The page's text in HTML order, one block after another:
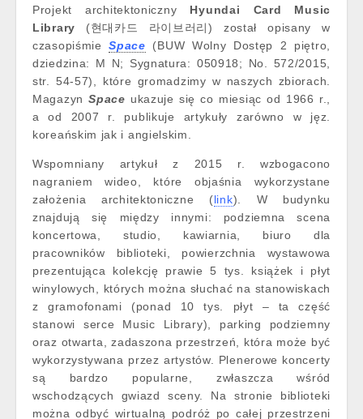
Projekt architektoniczny Hyundai Card Music
Library (현대카드 라이브러리) został opisany w
czasopiśmieSpace (BUW Wolny Dostęp 2 piętro,
dziedzina: M N; Sygnatura: 050918; No. 572/2015,
str. 54-57), które gromadzimy w naszych zbiorach.
MagazynSpace ukazuje się co miesiąc od 1966 r.,
a od 2007 r. publikuje artykuły zarówno w jęz.
koreańskim jak i angielskim.
Wspomniany artykuł z 2015 r. wzbogacono
nagraniem wideo, które objaśnia wykorzystane
założenia architektoniczne (link). W budynku
znajdują się między innymi: podziemna scena
koncertowa, studio, kawiarnia, biuro dla
pracowników biblioteki, powierzchnia wystawowa
prezentująca kolekcję prawie 5 tys. książek i płyt
winylowych, których można słuchać na stanowiskach
z gramofonami (ponad 10 tys. płyt – ta część
stanowi serce Music Library), parking podziemny
oraz otwarta, zadaszona przestrzeń, która może być
wykorzystywana przez artystów. Plenerowe koncerty
są bardzo popularne, zwłaszcza wśród
wschodzących gwiazd sceny. Na stronie biblioteki
można odbyć wirtualną podróż po całej przestrzeni